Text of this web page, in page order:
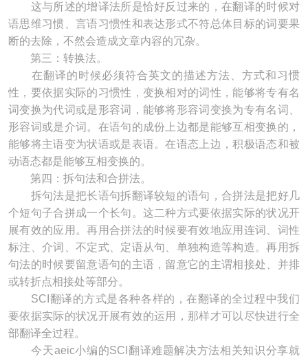
这与所述的增译法所是恰好反过来的，在翻译的时候对
语思维习惯、言语习惯性和表达形式不符总体目标的词要果
断的去除，不然会造成文章内容的冗杂。
第三：转换法。
在翻译的时候必须符合英文的描述方法、方式和习惯
性，要依据实际的习惯性，变换相对的词性，能够将专有名
词变换为代词或是形容词，能够将形容词变换为专有名词、
形容词或是介词。在语句的成份上边都是能够互相变换的，
能够将主语变为状语或是表语。在语态上边，积极语态和被
动语态都是能够互相变换的。
第四：拆句法和合拼法。
拆句法是把长语句拆翻译较短的语句，合拼法是把好几
个短句子合拼成一个长句。这二种方式要依据实际的状况开
展有效的应用。再用合拼法的时候要有效地应用连词、词性
标注、介词、不定式、定语从句、单独构造等构造。再用拆
句法的时候要留意语句的主语，留意它的主谓相接处、并排
或转折点相接处等部分。
SCI翻译的方式是各种各样的，在翻译的全过程中我们
要依据实际的状况开展有效的运用，那样才可以尽快进行全
部翻译全过程。
今天aeic小编的SCI翻译难题解决方法相关知识分享就